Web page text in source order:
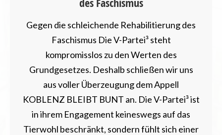
Gegen die schleichende Rehabilitierung des
Faschismus Die V-Partei³ steht
kompromisslos zu den Werten des
Grundgesetzes. Deshalb schließen wir uns
aus voller Überzeugung dem Appell
KOBLENZ BLEIBT BUNT an. Die V-Partei³ ist
in ihrem Engagement keineswegs auf das
Tierwohl beschränkt, sondern fühlt sich einer